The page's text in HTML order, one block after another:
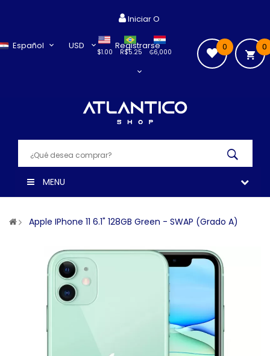
Español USD
$1.00 ₲6,000
R$5.25
Iniciar O
Registrarse 0
0
MENU
Apple IPhone 11 6.1" 128GB Green - SWAP (Grado A)